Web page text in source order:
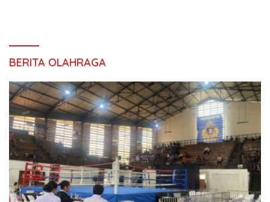
BERITA OLAHRAGA